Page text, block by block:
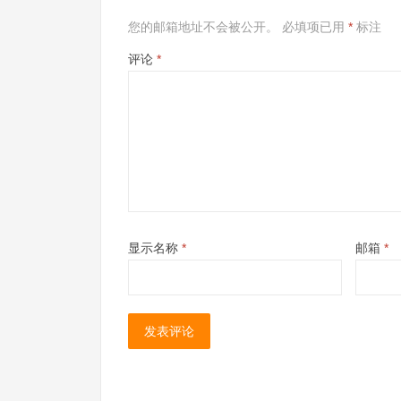
您的邮箱地址不会被公开。 必填项已用 * 标注
评论 *
显示名称 * 邮箱 *